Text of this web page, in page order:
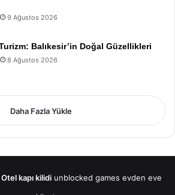
9 Ağustos 2026
Balıkesir’in Doğal Güzellikleri
8 Ağustos 2026
Daha Fazla Yükle
Otel kapı kilidi unblocked games evden eve